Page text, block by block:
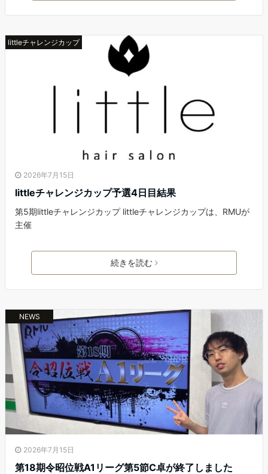
littleチャレンジカップ
2026年7月15日
littleチャレンジカップ予選4日目結果
第5期littleチャレンジカップ littleチャレンジカップは、RMUが
主催
続きを読む
NEWS
2026年7月15日
第18期令昭位戦A1リーグ第5節C卓が終了しました